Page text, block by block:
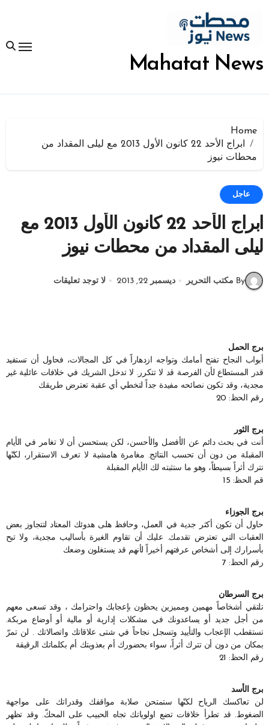
المحتوى
Mahatat News
Home
ابراج الأحد 22 كانون الأول 2013 مع ليلى المقداد من
محطات نيوز
عاجل
ابراج الأحد 22 كانون الأول 2013 مع
ليلى المقداد من محطات نيوز
By مكتب التحرير ديسمبر 22, 2013 لا توجد تعليقات
برج الحمل
أبواب النجاح تفتح أمامك وتواجه ازدهاراً في كل المجالات، فحاول أن تستفيد
قدر المستطاع لأن الفرصة قد لا تتكرر. لا تدخل الشريك في خلافات عائلية غير
مجدية، وقد تكون نصائحه مفيدة جداً لتخطي أي عقبة تعترض طريقك
رقم الحظ: 20
برج الثور
أنت في بحث دائم عن الأفضل والأحسن، لكن يستحسن أن لا تغامر في الأيام
المقبلة من دون أن تحسب النتائج. مغامرة هامشية لا تعرف الاستقرار، لكنّها
تترك أثراً بسيطاً، وهو ما ستثبته لك الأيام المقبلة
قم الحظ: 15
برج الجوزاء
حاول أن تكون أكثر جدية في العمل، وحافظ هلى هدوئك المعتاد لتتجاوز بعض
العقبات التي تعترض تقدمك. عليك أن تقاوم الغيرة بأساليب مجدية، ولا تبح
بأسرارك إلى أشخاص عرفتهم أخيراً لأنهم قد يستغلون وضعك
رقم الحظ: 7
برج السرطان
تلتقي أشخاصاً مهمين ومميزين يحظون بإعجابك واحترامك ، وقد تسعى معهم
من أجل جديد أو يساعدونك في مشكلات إدارية أو مالية أو أوضاع مربكة.
تستقطب الإعجاب والتأييد وتسجل نجاحاً في شتى علاقاتك واتصالاتك . لن تمرّ
بمكان من دون أن تترك أثراً، سواء بحضورك أم بعذوبتك أم بكلماتك الرقيقة
رقم الحظ: 21
برج الأسد
لن تعاكسك الرياح لكنّها ستمتحن صلابة مواقفك وقدراتك على مواجهة
الضغوط. قد تطرأ خلافات تضع اولوياتك تجاه الحبيب على المحكّ. وقد تظهر